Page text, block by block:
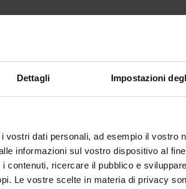
Dettagli Impostazioni
vostri dati personali, ad esempio il vostro
informazioni sul vostro dispositivo al
contenuti, ricercare il pubblico e
Le vostre scelte in materia di privacy
e definizione delle famiglie di composti